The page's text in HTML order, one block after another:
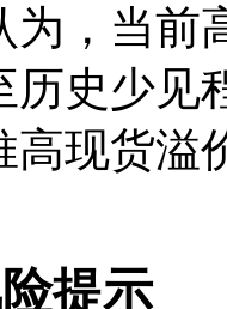
为，当前
历史少见
高现货溢
提示